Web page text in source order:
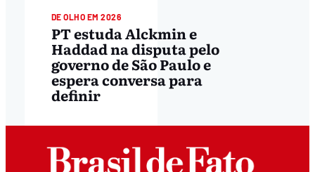
DE OLHO EM 2026
PT estuda Alckmin e
Haddad na disputa pelo
governo de São Paulo e
espera conversa para
definir